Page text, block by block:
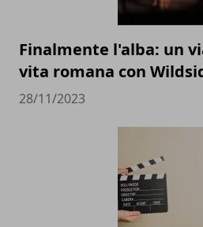
Finalmente l'alba: un
vita romana con
28/11/2023